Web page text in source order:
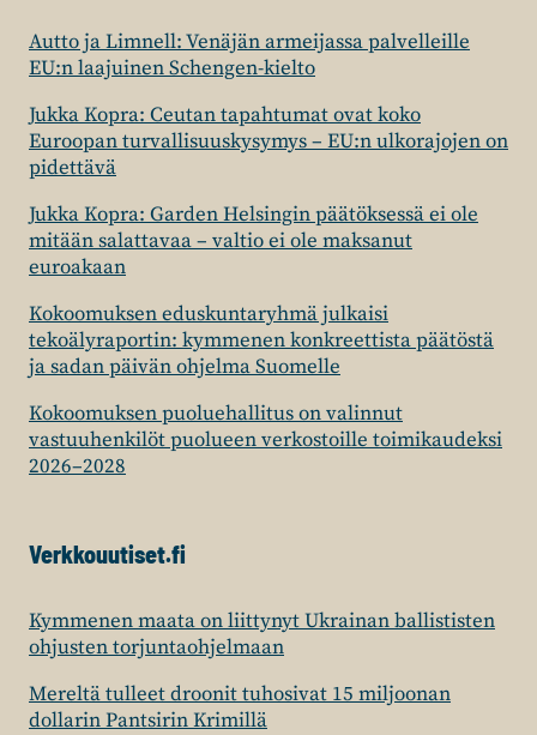
Autto ja Limnell: Venäjän armeijassa palvelleille
EU:n laajuinen Schengen-kielto
Jukka Kopra: Ceutan tapahtumat ovat koko
Euroopan turvallisuuskysymys – EU:n ulkorajojen on
pidettävä
Jukka Kopra: Garden Helsingin päätöksessä ei ole
mitään salattavaa – valtio ei ole maksanut
euroakaan
Kokoomuksen eduskuntaryhmä julkaisi
tekoälyraportin: kymmenen konkreettista päätöstä
ja sadan päivän ohjelma Suomelle
Kokoomuksen puoluehallitus on valinnut
vastuuhenkilöt puolueen verkostoille toimikaudeksi
2026–2028
Verkkouutiset.fi
Kymmenen maata on liittynyt Ukrainan ballististen
ohjusten torjuntaohjelmaan
Mereltä tulleet droonit tuhosivat 15 miljoonan
dollarin Pantsirin Krimillä